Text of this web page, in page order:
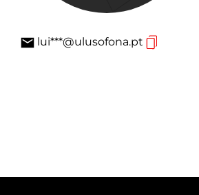
lui***@ulusofona.pt